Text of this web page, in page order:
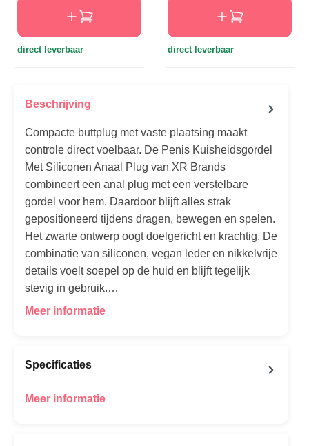
direct leverbaar direct leverbaar
Beschrijving
Compacte buttplug met vaste plaatsing maakt
controle direct voelbaar. De Penis Kuisheidsgordel
Met Siliconen Anaal Plug van XR Brands
combineert een anal plug met een verstelbare
gordel voor hem. Daardoor blijft alles strak
gepositioneerd tijdens dragen, bewegen en spelen.
Het zwarte ontwerp oogt doelgericht en krachtig. De
combinatie van siliconen, vegan leder en nikkelvrije
details voelt soepel op de huid en blijft tegelijk
stevig in gebruik.…
Meer informatie
Specificaties
Meer informatie